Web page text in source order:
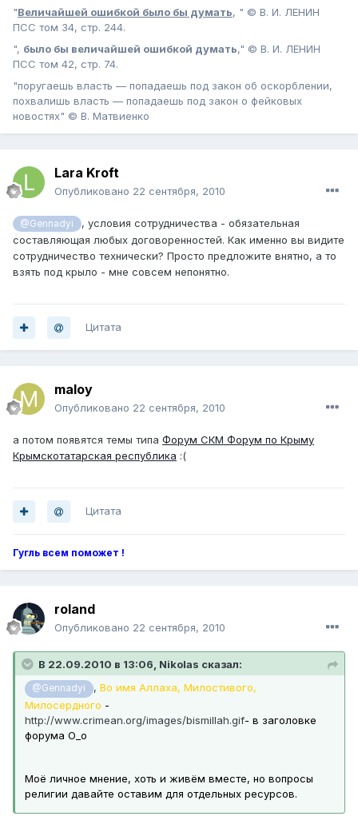
"Величайшей ошибкой было бы думать, " © В. И. ЛЕНИН
ПСС том 34, стр. 244.
", было бы величайшей ошибкой думать," © В. И. ЛЕНИН
ПСС том 42, стр. 74.
"поругаешь власть — попадаешь под закон об оскорблении,
похвалишь власть — попадаешь под закон о фейковых
новостях" © В. Матвиенко
Lara Kroft
Опубликовано 22 сентября, 2010
@Gennadyi
, условия сотрудничества - обязательная
составляющая любых договоренностей. Как именно вы видите
сотрудничество технически? Просто предложите внятно, а то
взять под крыло - мне совсем непонятно.
Цитата
maloy
Опубликовано 22 сентября, 2010
а потом появятся темы типа Форум СКМ Форум по Крыму
Крымскотатарская республика :(
Цитата
Гугль всем поможет !
roland
Опубликовано 22 сентября, 2010
В 22.09.2010 в 13:06, Nikolas сказал:
@Gennadyi , Во имя Аллаха, Милостивого,
Милосердного -
http://www.crimean.org/images/bismillah.gif- в заголовке
форума О_о
Моё личное мнение, хоть и живём вместе, но вопросы
религии давайте оставим для отдельных ресурсов.